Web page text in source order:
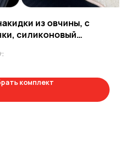
из овчины, с
силиконовый
комплект
Читать
4,9